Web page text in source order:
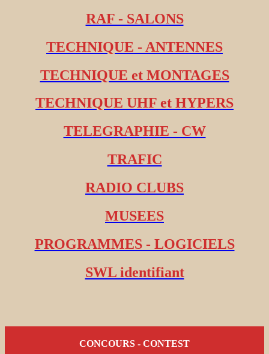
RAF - SALONS
TECHNIQUE - ANTENNES
TECHNIQUE et MONTAGES
TECHNIQUE UHF et HYPERS
TELEGRAPHIE - CW
TRAFIC
RADIO CLUBS
MUSEES
PROGRAMMES - LOGICIELS
SWL identifiant
CONCOURS - CONTEST